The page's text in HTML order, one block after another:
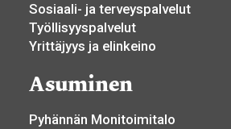
Sosiaali- ja terveyspalvelut
Työllisyyspalvelut
Yrittäjyys ja elinkeino
Asuminen
Pyhännän Monitoimitalo